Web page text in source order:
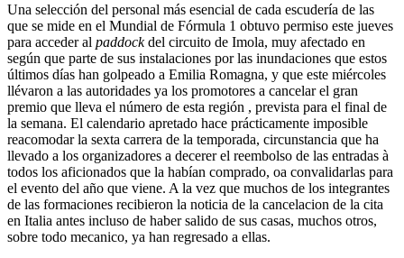
Una selección del personal más esencial de cada escudería de las
que se mide en el Mundial de Fórmula 1 obtuvo permiso este jueves
para acceder al paddockdel circuito de Imola, muy afectado en
según que parte de sus instalaciones por las inundaciones que estos
últimos días han golpeado a Emilia Romagna, y que este miércoles
llévaron a las autoridades ya los promotores a cancelar el gran
premio que lleva el número de esta región , prevista para el final de
la semana. El calendario apretado hace prácticamente imposible
reacomodar la sexta carrera de la temporada, circunstancia que ha
llevado a los organizadores a decerer el reembolso de las entradas à
todos los aficionados que la habían comprado, oa convalidarlas para
el evento del año que viene. A la vez que muchos de los integrantes
de las formaciones recibieron la noticia de la cancelacion de la cita
en Italia antes incluso de haber salido de sus casas, muchos otros,
sobre todo mecanico, ya han regresado a ellas.